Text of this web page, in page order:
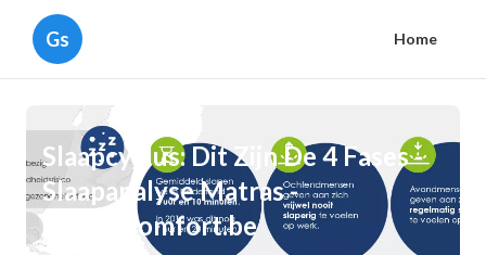
Gs Home
Slaapcyclus: Dit Zijn De 4 Fases -
Slaapanalyse Matras -
Droomcomfort.be